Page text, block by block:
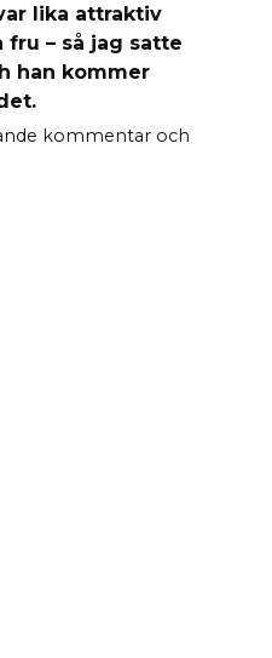
lika attraktiv
fru – så jag satte
han kommer
kommentar och